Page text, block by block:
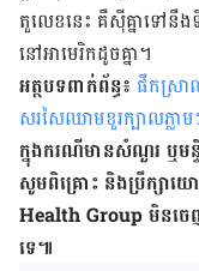
តួលេខ​នេះ គឺ​ស៊ី​គ្នា​ទៅ​នឹង​
នៅ​អាមេរិកដូច​គ្នា។
អត្ថបទពាក់ព័ន្ធ៖ ផឹកស្រា
សរសៃឈាមខួរក្បាលភ្លា
ក្នុង​ករណី​មាន​សំណួរ ឬ​ម
សូម​ពិគ្រោះ និង​ប្រឹក្សា​
Health Group មិន​ចេញ​
ទេ៕